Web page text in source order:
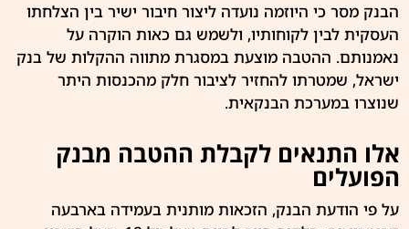
הבנק מסר כי היוזמה נועדה ליצור חיבור ישיר בין הצלחתו
העסקית לבין לקוחותיו, ולשמש גם כאות הוקרה על
נאמנותם. ההטבה מוצעת במסגרת מתווה ההקלות שלבנק
ישראל, שמטרתו להחזיר לציבור חלק מהכנסות היתר
שנוצרו במערכת הבנקאית.
אלו התנאים לקבלת ההטבה מבנק
הפועלים
על פי הודעת הבנק, הזכאות מותנית בעמידה בארבעה